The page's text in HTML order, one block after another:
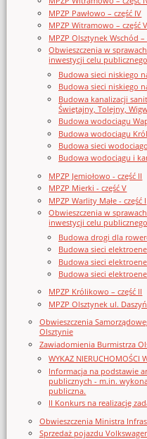
MPZP Pawłowo – część IV
MPZP Witramowo – część V
MPZP Olsztynek Wschód –
Obwieszczenia w
inwestycji celu
Budowa sieci niskiego
Budowa sieci niskiego
Budowa kanalizacji
Świętajny, Tolejny,
Budowa wodociągu
Budowa wodociągu
Budowa sieci
Budowa wodociągu i
MPZP Jemiołowo - część II
MPZP Mierki - część V
MPZP Warlity Małe - część I
Obwieszczenia w
inwestycji celu
Budowa drogi dla
Budowa sieci
Budowa sieci
Budowa sieci
MPZP Królikowo – część II
MPZP Olsztynek ul.
Obwieszczenia
Olsztynie
Zawiadomienia Burmistrza
WYKAZ NIERUCHOMOŚCI
Informacja na podstawie
publicznych - m.in.
publiczna.
II Konkurs na realizację
Obwieszczenia Ministra
Sprzedaż pojazdu